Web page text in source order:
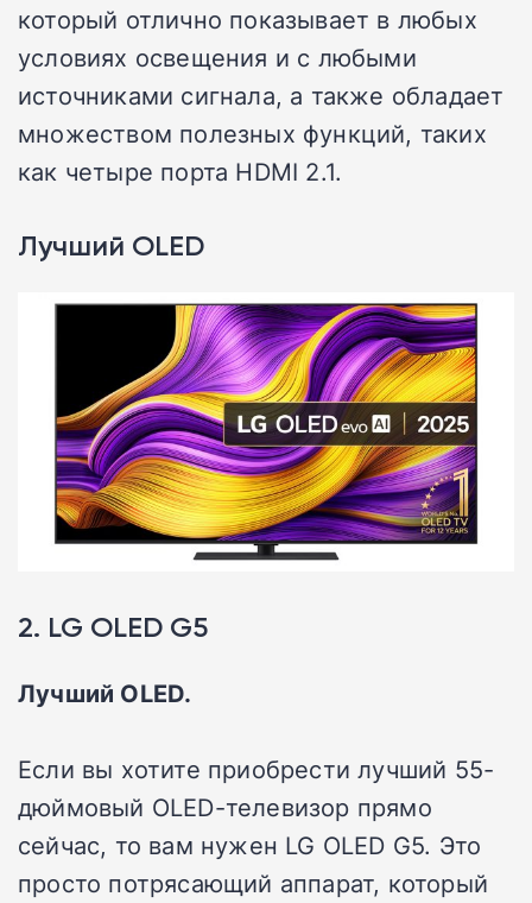
который отлично показывает в любых
условиях освещения и с любыми
источниками сигнала, а также обладает
множеством полезных функций, таких
как четыре порта HDMI 2.1.
Лучший OLED
2. LG OLED G5
Лучший OLED.
Если вы хотите приобрести лучший 55-
дюймовый OLED-телевизор прямо
сейчас, то вам нужен LG OLED G5. Это
просто потрясающий аппарат, который